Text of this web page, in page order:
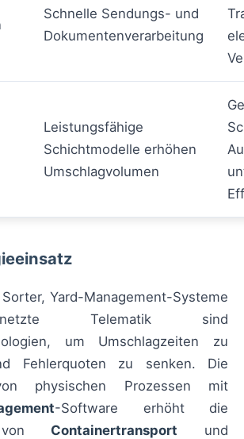
Schnelle Sendungs- und
Dokumentenverarbeitung
Leistungsfähige
Schichtmodelle erhöhen
Umschlagvolumen
Yard-Management-Systeme
Telematik sind
um Umschlagzeiten zu
Fehlerquoten zu senken. Die
physischen Prozessen mit
-Software erhöht die
von Containertransport und